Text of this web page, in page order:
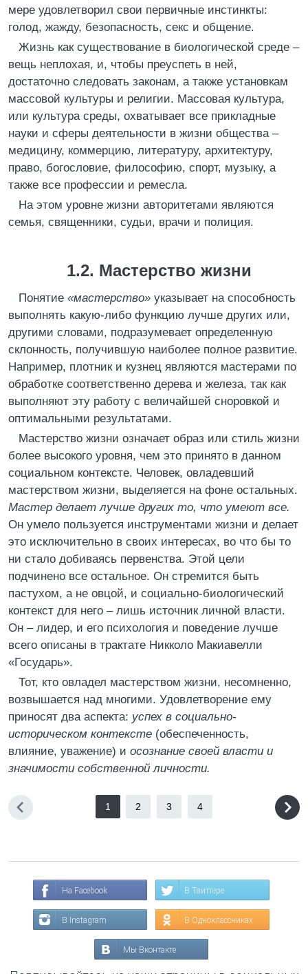
мере удовлетворил свои первичные инстинкты:
голод, жажду, безопасность, секс и общение.
Жизнь как существование в биологической среде –
вещь неплохая, и, чтобы преуспеть в ней,
достаточно следовать законам, а также установкам
массовой культуры и религии. Массовая культура,
или культура среды, охватывает все прикладные
науки и сферы деятельности в жизни общества –
медицину, коммерцию, литературу, архитектуру,
право, богословие, философию, спорт, музыку, а
также все профессии и ремесла.
На этом уровне жизни авторитетами являются
семья, священники, судьи, врачи и полиция.
1.2. Мастерство жизни
Понятие «мастерство» указывает на способность
выполнять какую-либо функцию лучше других или,
другими словами, подразумевает определенную
склонность, получившую наиболее полное развитие.
Например, плотник и кузнец являются мастерами по
обработке соответственно дерева и железа, так как
выполняют эту работу с величайшей сноровкой и
оптимальными результатами.
Мастерство жизни означает образ или стиль жизни
более высокого уровня, чем это принято в данном
социальном контексте. Человек, овладевший
мастерством жизни, выделяется на фоне остальных.
Мастер делает лучше других то, что умеют все.
Он умело пользуется инструментами жизни и делает
это исключительно в своих интересах, во что бы то
ни стало добиваясь первенства. Этой цели
подчинено все остальное. Он стремится быть
пастухом, а не овцой, и социально-биологический
контекст для него – лишь источник личной власти.
Он – лидер, и его психология и поведение лучше
всего описаны в трактате Никколо Макиавелли
«Государь».
Тот, кто овладел мастерством жизни, несомненно,
возвышается над многими. Удовлетворение ему
приносят два аспекта: успех в социально-
историческом контексте (обеспеченность,
влияние, уважение) и осознание своей власти и
значимости собственной личности.
1 2 3 4
На Facebook В Твиттере
В Instagram В Одноклассниках
Мы Вконтакте